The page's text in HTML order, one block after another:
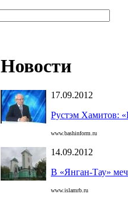
Новости
17.09.2012
Рустэм Хамитов:
www.bashinform.ru
14.09.2012
В «Янган-Тау»
www.islamrb.ru